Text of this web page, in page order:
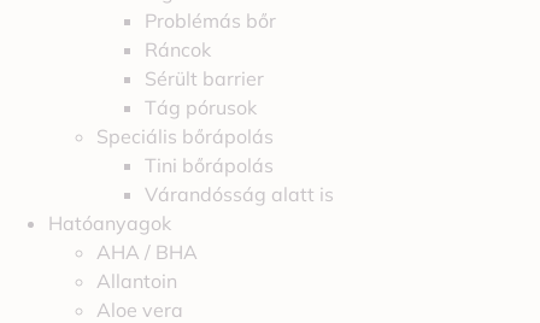
Problémás bőr
Ráncok
Sérült barrier
Tág pórusok
Speciális bőrápolás
Tini bőrápolás
Várandósság alatt is
Hatóanyagok
AHA / BHA
Allantoin
Aloe vera